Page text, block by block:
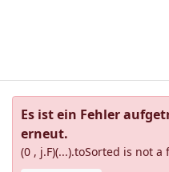
Es ist ein Fehler
erneut.
(0 , j.F)(...).toSorted is not a